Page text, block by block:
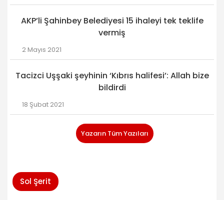
AKP’li Şahinbey Belediyesi 15 ihaleyi tek teklife
vermiş
2 Mayıs 2021
Tacizci Uşşaki şeyhinin ‘Kıbrıs halifesi’: Allah bize
bildirdi
18 Şubat 2021
Yazarın Tüm Yazıları
Sol Şerit